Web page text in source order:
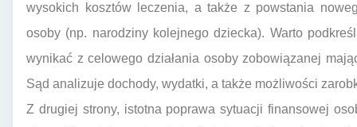
wysokich kosztów leczenia, a także z powstania
osoby (np. narodziny kolejnego dziecka). Warto
wynikać z celowego działania osoby zobowiązanej
Sąd analizuje dochody, wydatki, a także możliwości
Z drugiej strony, istotna poprawa sytuacji finansowej